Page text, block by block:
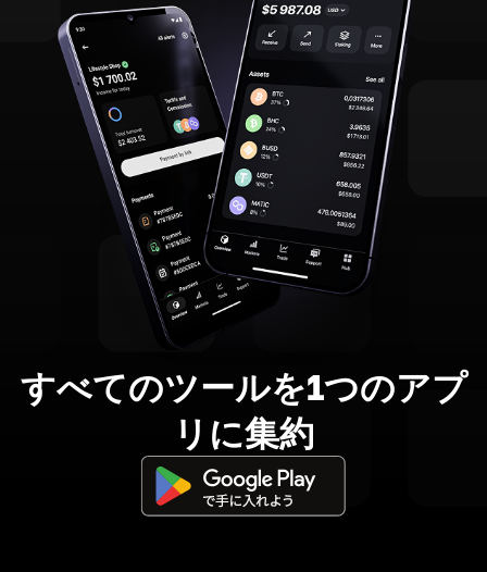
すべてのツールを1つのアプ
リに集約